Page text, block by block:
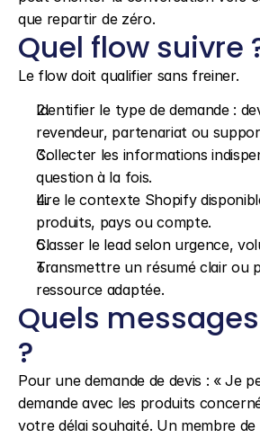
que repartir de zéro.
Quel flow suivre
Le flow doit qualifier sans freiner.
Identifier le type de demande :
revendeur, partenariat ou
Collecter les informations
question à la fois.
Lire le contexte Shopify
produits, pays ou compte.
Classer le lead selon urgence,
Transmettre un résumé clair ou
ressource adaptée.
Quels
?
Pour une demande de devis : « Je
demande avec les produits
votre délai souhaité. Un membre de